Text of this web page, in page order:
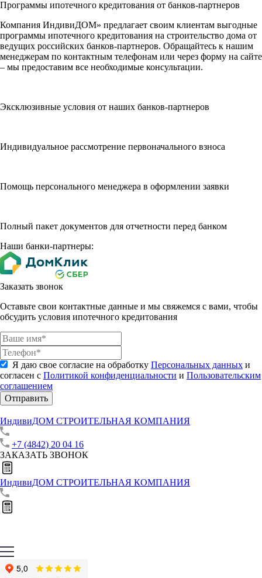
Программы ипотечного кредитования от банков-партнеров
Компания ИндивиДОМ» предлагает своим клиентам выгодные
программы ипотечного кредитования на строительство дома от
ведущих российских банков-партнеров. Обращайтесь к нашим
менеджерам по контактным телефонам или через форму на сайте
– мы предоставим все необходимые консультации.
Эксклюзивные условия от наших банков-партнеров
Индивидуальное рассмотрение первоначального взноса
Помощь персонального менеджера в оформлении заявки
Полный пакет документов для отчетности перед банком
Наши банки-партнеры:
Заказать звонок
Оставьте свои контактные данные и мы свяжемся с вами, чтобы
обсудить условия ипотечного кредитования
Я даю свое согласие на обработку Персональных данных и
согласен с Политикой конфиденциальности и Пользовательским
соглашением
Отправить
ИндивиДОМ СТРОИТЕЛЬНАЯ КОМПАНИЯ
+7 (4842) 20 04 16
ЗАКАЗАТЬ ЗВОНОК
ИндивиДОМ СТРОИТЕЛЬНАЯ КОМПАНИЯ